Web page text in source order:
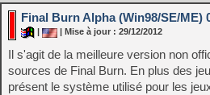
Final Burn Alpha (Win98/SE/ME)
| Mise à jour : 29/12/2012
Il s'agit de la meilleure version non
sources de Final Burn. En plus des
présent le système utilisé pour les